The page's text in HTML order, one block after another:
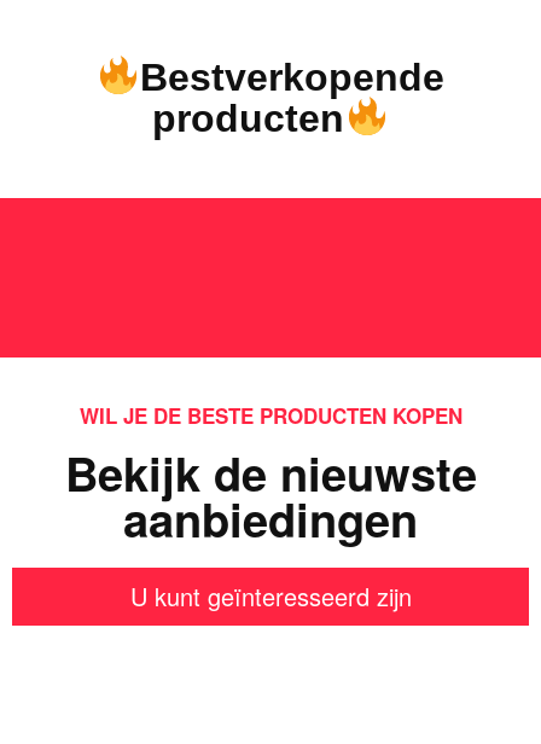
Bestverkopende
producten
WIL JE DE BESTE PRODUCTEN KOPEN
Bekijk de nieuwste
aanbiedingen
U kunt geïnteresseerd zijn